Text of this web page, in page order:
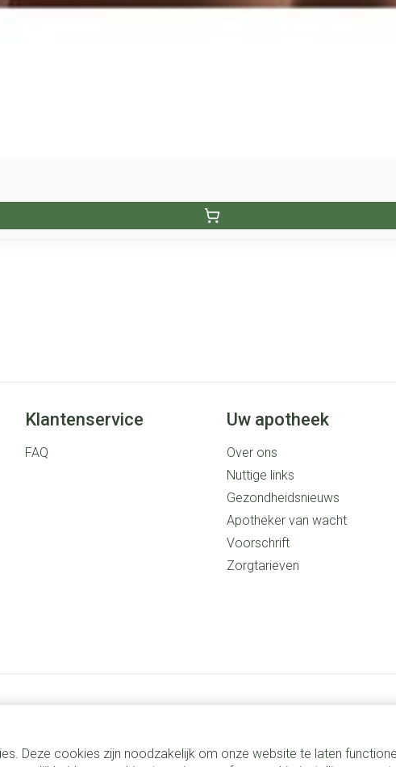
Deze cookies zijn noodzakelijk om onze website te laten
Klantenservice
FAQ
Uw apotheek
Over ons
Nuttige links
Gezondheidsnieuws
Apotheker van wacht
Voorschrift
Zorgtarieven